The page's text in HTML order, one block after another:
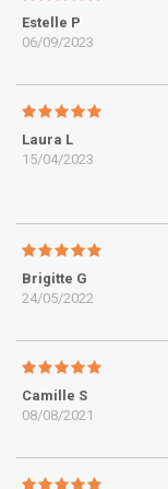
Estelle P
06/09/2023
Laura L
15/04/2023
Brigitte G
24/05/2022
Camille S
08/08/2021